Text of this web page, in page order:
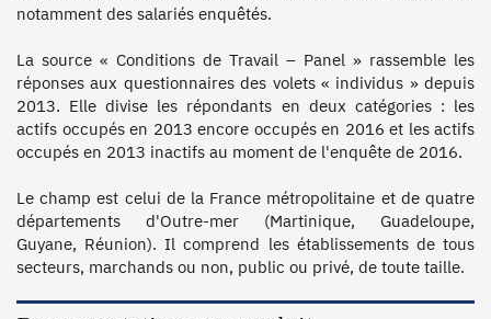
notamment des salariés enquêtés.
La source « Conditions de Travail – Panel » rassemble les
réponses aux questionnaires des volets « individus » depuis
2013. Elle divise les répondants en deux catégories : les
actifs occupés en 2013 encore occupés en 2016 et les actifs
occupés en 2013 inactifs au moment de l'enquête de 2016.
Le champ est celui de la France métropolitaine et de quatre
départements d'Outre-mer (Martinique, Guadeloupe,
Guyane, Réunion). Il comprend les établissements de tous